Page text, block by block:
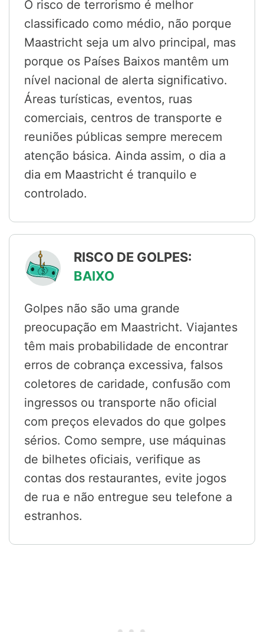
O risco de terrorismo é melhor
classificado como médio, não porque
Maastricht seja um alvo principal, mas
porque os Países Baixos mantêm um
nível nacional de alerta significativo.
Áreas turísticas, eventos, ruas
comerciais, centros de transporte e
reuniões públicas sempre merecem
atenção básica. Ainda assim, o dia a
dia em Maastricht é tranquilo e
controlado.
RISCO DE GOLPES:
BAIXO
Golpes não são uma grande
preocupação em Maastricht. Viajantes
têm mais probabilidade de encontrar
erros de cobrança excessiva, falsos
coletores de caridade, confusão com
ingressos ou transporte não oficial
com preços elevados do que golpes
sérios. Como sempre, use máquinas
de bilhetes oficiais, verifique as
contas dos restaurantes, evite jogos
de rua e não entregue seu telefone a
estranhos.